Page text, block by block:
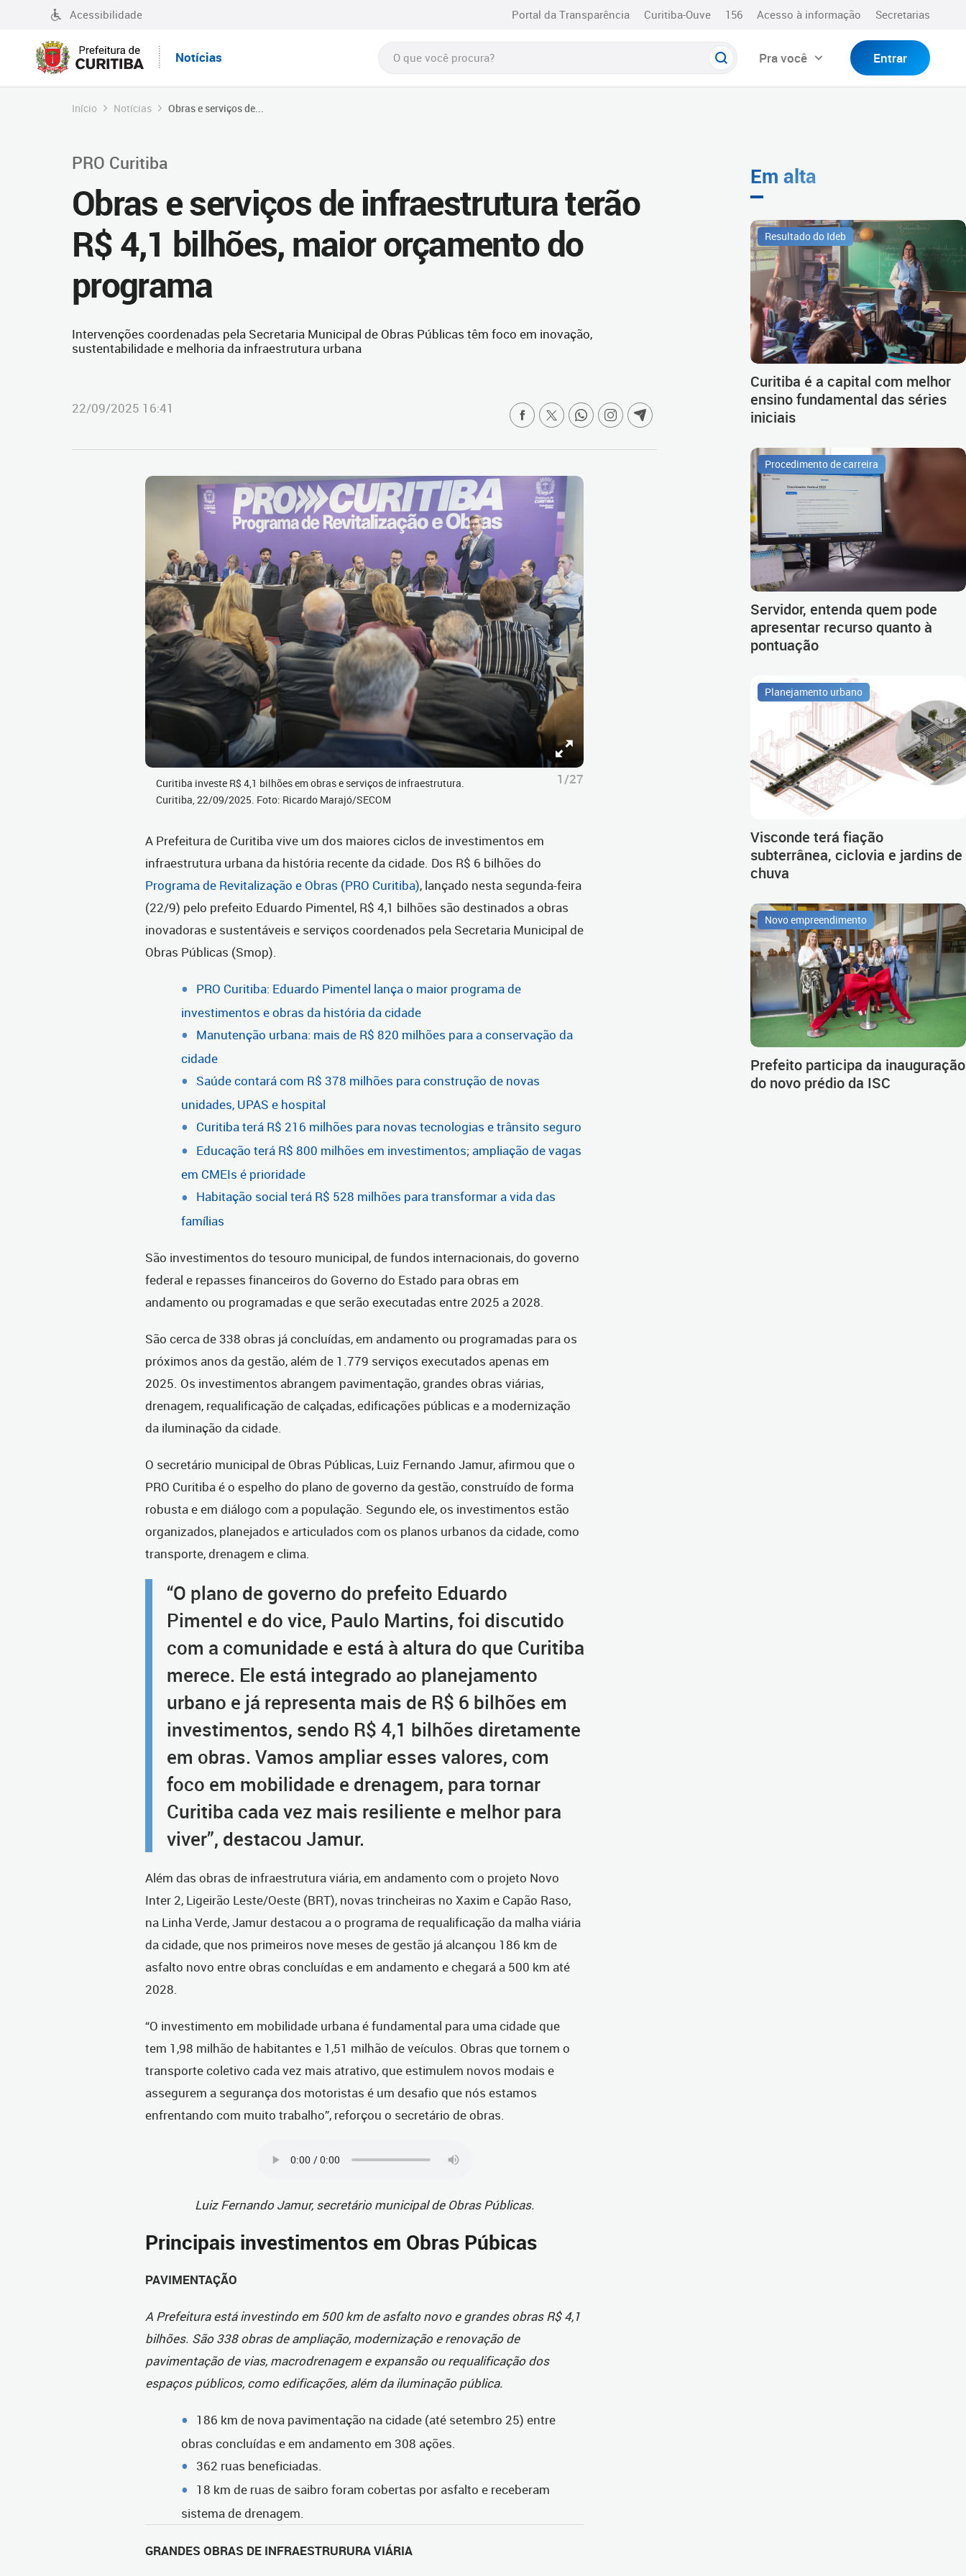
Acessibilidade Portal da Transparência Curitiba-Ouve 156 Acesso à informação Secretarias
Notícias Pra você Entrar
Início Notícias Obras e serviços de...
PRO Curitiba
Obras e serviços de infraestrutura terão
R$ 4,1 bilhões, maior orçamento do
programa
Intervenções coordenadas pela Secretaria Municipal de Obras Públicas têm foco em inovação,
sustentabilidade e melhoria da infraestrutura urbana
22/09/2025 16:41
Curitiba investe R$ 4,1 bilhões em obras e serviços de infraestrutura.
Curitiba, 22/09/2025. Foto: Ricardo Marajó/SECOM
1/27
A Prefeitura de Curitiba vive um dos maiores ciclos de investimentos em
infraestrutura urbana da história recente da cidade. Dos R$ 6 bilhões do
Programa de Revitalização e Obras (PRO Curitiba), lançado nesta segunda-feira
(22/9) pelo prefeito Eduardo Pimentel, R$ 4,1 bilhões são destinados a obras
inovadoras e sustentáveis e serviços coordenados pela Secretaria Municipal de
Obras Públicas (Smop).
PRO Curitiba: Eduardo Pimentel lança o maior programa de
investimentos e obras da história da cidade
Manutenção urbana: mais de R$ 820 milhões para a conservação da
cidade
Saúde contará com R$ 378 milhões para construção de novas
unidades, UPAS e hospital
Curitiba terá R$ 216 milhões para novas tecnologias e trânsito seguro
Educação terá R$ 800 milhões em investimentos; ampliação de vagas
em CMEIs é prioridade
Habitação social terá R$ 528 milhões para transformar a vida das
famílias
São investimentos do tesouro municipal, de fundos internacionais, do governo
federal e repasses financeiros do Governo do Estado para obras em
andamento ou programadas e que serão executadas entre 2025 a 2028.
São cerca de 338 obras já concluídas, em andamento ou programadas para os
próximos anos da gestão, além de 1.779 serviços executados apenas em
2025. Os investimentos abrangem pavimentação, grandes obras viárias,
drenagem, requalificação de calçadas, edificações públicas e a modernização
da iluminação da cidade.
O secretário municipal de Obras Públicas, Luiz Fernando Jamur, afirmou que o
PRO Curitiba é o espelho do plano de governo da gestão, construído de forma
robusta e em diálogo com a população. Segundo ele, os investimentos estão
organizados, planejados e articulados com os planos urbanos da cidade, como
transporte, drenagem e clima.
“O plano de governo do prefeito Eduardo
Pimentel e do vice, Paulo Martins, foi discutido
com a comunidade e está à altura do que Curitiba
merece. Ele está integrado ao planejamento
urbano e já representa mais de R$ 6 bilhões em
investimentos, sendo R$ 4,1 bilhões diretamente
em obras. Vamos ampliar esses valores, com
foco em mobilidade e drenagem, para tornar
Curitiba cada vez mais resiliente e melhor para
viver”, destacou Jamur.
Além das obras de infraestrutura viária, em andamento com o projeto Novo
Inter 2, Ligeirão Leste/Oeste (BRT), novas trincheiras no Xaxim e Capão Raso,
na Linha Verde, Jamur destacou a o programa de requalificação da malha viária
da cidade, que nos primeiros nove meses de gestão já alcançou 186 km de
asfalto novo entre obras concluídas e em andamento e chegará a 500 km até
2028.
“O investimento em mobilidade urbana é fundamental para uma cidade que
tem 1,98 milhão de habitantes e 1,51 milhão de veículos. Obras que tornem o
transporte coletivo cada vez mais atrativo, que estimulem novos modais e
assegurem a segurança dos motoristas é um desafio que nós estamos
enfrentando com muito trabalho”, reforçou o secretário de obras.
Luiz Fernando Jamur, secretário municipal de Obras Públicas.
Principais investimentos em Obras Púbicas
PAVIMENTAÇÃO
A Prefeitura está investindo em 500 km de asfalto novo e grandes obras R$ 4,1
bilhões. São 338 obras de ampliação, modernização e renovação de
pavimentação de vias, macrodrenagem e expansão ou requalificação dos
espaços públicos, como edificações, além da iluminação pública.
186 km de nova pavimentação na cidade (até setembro 25) entre
obras concluídas e em andamento em 308 ações.
362 ruas beneficiadas.
18 km de ruas de saibro foram cobertas por asfalto e receberam
sistema de drenagem.
GRANDES OBRAS DE INFRAESTRURURA VIÁRIA
Em alta
Resultado do Ideb
Curitiba é a capital com melhor
ensino fundamental das séries
iniciais
Procedimento de carreira
Servidor, entenda quem pode
apresentar recurso quanto à
pontuação
Planejamento urbano
Visconde terá fiação
subterrânea, ciclovia e jardins de
chuva
Novo empreendimento
Prefeito participa da inauguração
do novo prédio da ISC